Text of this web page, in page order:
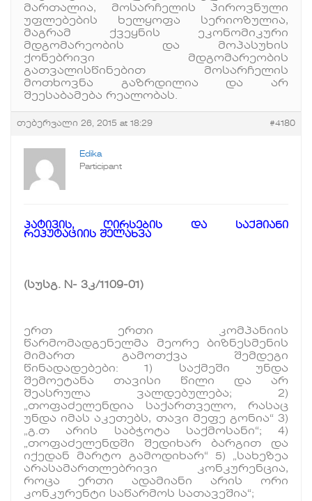
მართალია, მოსარჩელის პიროვნული
უფლებების ხელყოფა სერიოზულია,
მაგრამ ქვეყნის ეკონომიკური
მდგომარეობის და მოპასუხის
ქონებრივი მდგომარეობის
გათვალისწინებით მოსარჩელის
მოთხოვნა გაზრდილია და არ
შეესაბამება რეალობას.
თებერვალი 26, 2015 at 18:29 #4180
Edika
Participant
პატივის, ღირსების და საქმიანი
რეპუტაციის შელახვა
(სუსგ. N- 3კ/1109-01)
ერთ ერთი კომპანიის
წარმომადგენელმა მეორე ბიზნესმენის
მიმართ გამოთქვა შემდეგი
წინადადებები: 1) საქმეში უნდა
შემოეტანა თავისი წილი და არ
შეასრულა ვალდებულება; 2)
„თოფაძელენდია საქართველო, რასაც
უნდა იმას აკეთებს, თავი მეფე გონია“ 3)
„გ.თ არის საბჭოტა საქმოსანი“; 4)
„თოფაძელენდში შედიხარ ბარგით და
იქედან მარტო გამოდიხარ“ 5) „სახეზეა
არასამართლებრივი კონკურენცია,
როცა ერთი ადამიანი არის ორი
კონკურენტი საწარმოს სათავეშია“;